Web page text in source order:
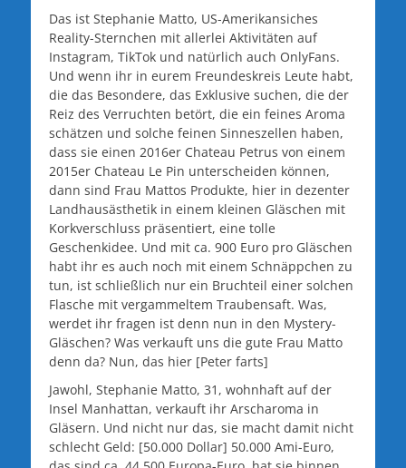
Das ist Stephanie Matto, US-Amerikansiches
Reality-Sternchen mit allerlei Aktivitäten auf
Instagram, TikTok und natürlich auch OnlyFans.
Und wenn ihr in eurem Freundeskreis Leute habt,
die das Besondere, das Exklusive suchen, die der
Reiz des Verruchten betört, die ein feines Aroma
schätzen und solche feinen Sinneszellen haben,
dass sie einen 2016er Chateau Petrus von einem
2015er Chateau Le Pin unterscheiden können,
dann sind Frau Mattos Produkte, hier in dezenter
Landhausästhetik in einem kleinen Gläschen mit
Korkverschluss präsentiert, eine tolle
Geschenkidee. Und mit ca. 900 Euro pro Gläschen
habt ihr es auch noch mit einem Schnäppchen zu
tun, ist schließlich nur ein Bruchteil einer solchen
Flasche mit vergammeltem Traubensaft. Was,
werdet ihr fragen ist denn nun in den Mystery-
Gläschen? Was verkauft uns die gute Frau Matto
denn da? Nun, das hier [Peter farts]
Jawohl, Stephanie Matto, 31, wohnhaft auf der
Insel Manhattan, verkauft ihr Arscharoma in
Gläsern. Und nicht nur das, sie macht damit nicht
schlecht Geld: [50.000 Dollar] 50.000 Ami-Euro,